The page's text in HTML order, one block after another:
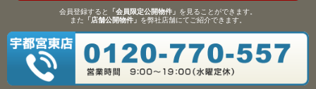
会員登録すると 「会員限定公開物件」 を見ることができます。
また 「店舗公開物件」 を弊社店舗にてご紹介できます。